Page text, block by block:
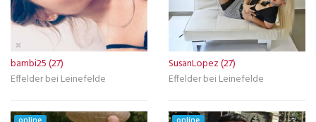
bambi25 (27)
Effelder bei Leinefelde
SusanLopez (27)
Effelder bei Leinefelde
online online